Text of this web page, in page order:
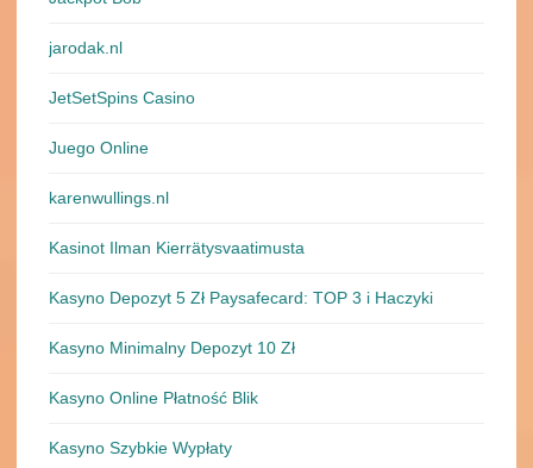
jarodak.nl
JetSetSpins Casino
Juego Online
karenwullings.nl
Kasinot Ilman Kierrätysvaatimusta
Kasyno Depozyt 5 Zł Paysafecard: TOP 3 i Haczyki
Kasyno Minimalny Depozyt 10 Zł
Kasyno Online Płatność Blik
Kasyno Szybkie Wypłaty